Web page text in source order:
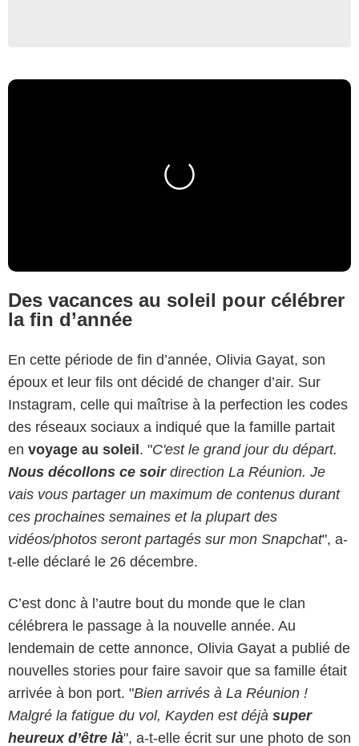
Des vacances au soleil pour célébrer
la fin d’année
En cette période de fin d’année, Olivia Gayat, son
époux et leur fils ont décidé de changer d’air. Sur
Instagram, celle qui maîtrise à la perfection les codes
des réseaux sociaux a indiqué que la famille partait
en voyage au soleil . "C'est le grand jour du départ.
Nous décollons ce soir direction La Réunion. Je
vais vous partager un maximum de contenus durant
ces prochaines semaines et la plupart des
vidéos/photos seront partagés sur mon Snapchat", a-
t-elle déclaré le 26 décembre.
C’est donc à l’autre bout du monde que le clan
célébrera le passage à la nouvelle année. Au
lendemain de cette annonce, Olivia Gayat a publié de
nouvelles stories pour faire savoir que sa famille était
arrivée à bon port. "Bien arrivés à La Réunion !
Malgré la fatigue du vol, Kayden est déjà super
heureux d’être là", a-t-elle écrit sur une photo de son